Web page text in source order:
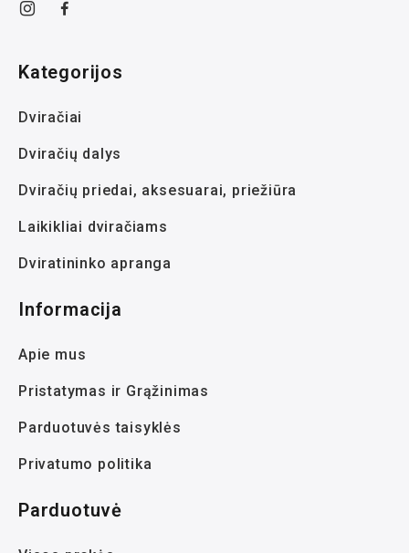
Kategorijos
Dviračiai
Dviračių dalys
Dviračių priedai, aksesuarai, priežiūra
Laikikliai dviračiams
Dviratininko apranga
Informacija
Apie mus
Pristatymas ir Grąžinimas
Parduotuvės taisyklės
Privatumo politika
Parduotuvė